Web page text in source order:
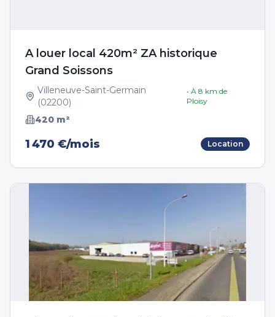
A louer local 420m² ZA historique
Grand Soissons
Villeneuve-Saint-Germain
(02200)
• À8 km de
Ploisy
420 m²
1 470 €/mois Location